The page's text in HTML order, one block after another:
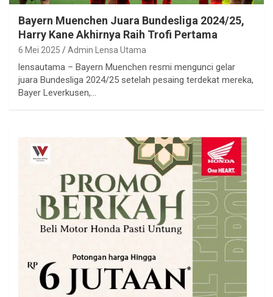
Bayern Muenchen Juara Bundesliga 2024/25,
Harry Kane Akhirnya Raih Trofi Pertama
6 Mei 2025 Admin Lensa Utama
lensautama – Bayern Muenchen resmi mengunci gelar
juara Bundesliga 2024/25 setelah pesaing terdekat mereka,
Bayer Leverkusen,…